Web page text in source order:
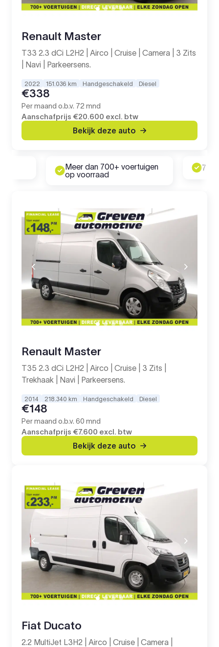
Renault Master
T33 2.3 dCi L2H2 | Airco | Cruise | Camera | 3 Zits
| Navi | Parkeersens.
2022 151.036 km Handgeschakeld Diesel
€338
Per maand o.b.v. 72 mnd
Aanschafprijs €20.600 excl. btw
Bekijk deze auto
Meer dan 700+ voertuigen
op voorraad
7
Renault Master
T35 2.3 dCi L2H2 | Airco | Cruise | 3 Zits |
Trekhaak | Navi | Parkeersens.
2014 218.340 km Handgeschakeld Diesel
€148
Per maand o.b.v. 60 mnd
Aanschafprijs €7.600 excl. btw
Bekijk deze auto
Fiat Ducato
2.2 MultiJet L3H2 | Airco | Cruise | Camera |